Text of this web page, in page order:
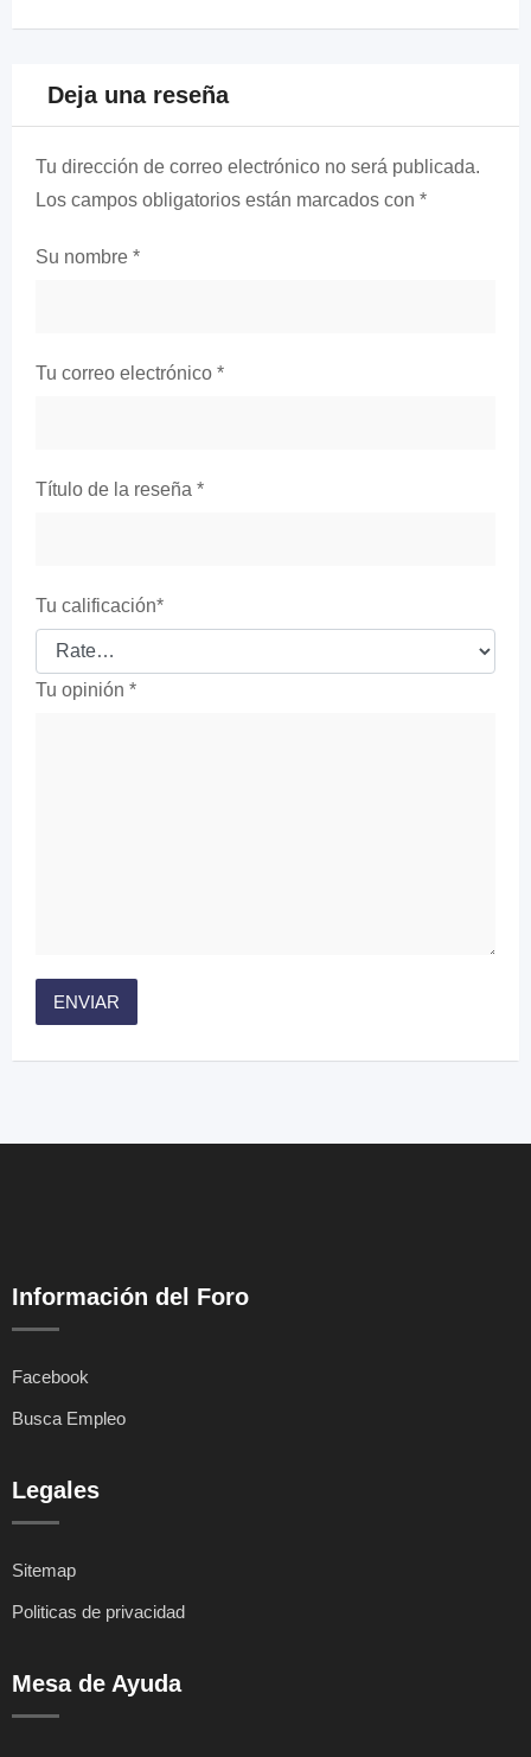
Deja una reseña
Tu dirección de correo electrónico no será publicada.
Los campos obligatorios están marcados con *
Su nombre *
Tu correo electrónico *
Título de la reseña *
Tu calificación*
Tu opinión *
Información del Foro
Facebook
Busca Empleo
Legales
Sitemap
Politicas de privacidad
Mesa de Ayuda